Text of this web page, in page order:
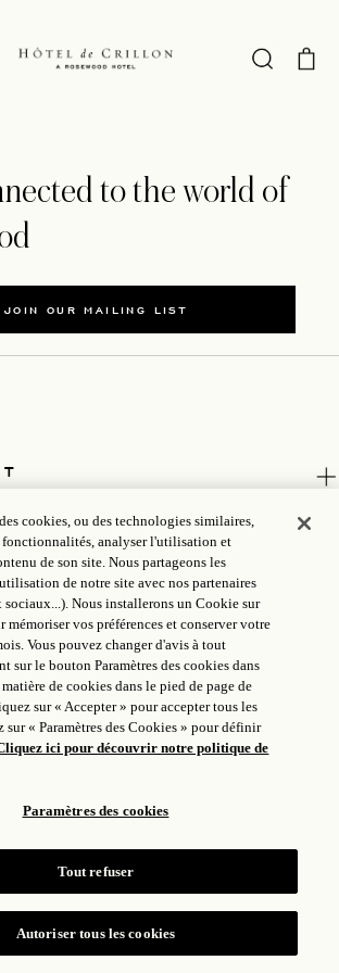
to the world of
JOIN OUR MAILING LIST
ICP LICENSE: 17035714
BEIAN: 31010102004896
cookies, ou des technologies similaires,
fonctionnalités, analyser l'utilisation et
de son site. Nous partageons les
de notre site avec nos partenaires
sociaux...). Nous installerons un Cookie sur
mémoriser vos préférences et conserver votre
Vous pouvez changer d'avis à tout
sur le bouton Paramètres des cookies dans
de cookies dans le pied de page de
sur « Accepter » pour accepter tous les
sur « Paramètres des Cookies » pour définir
ici pour découvrir notre politique de
Paramètres des cookies
Tout refuser
Autoriser tous les cookies